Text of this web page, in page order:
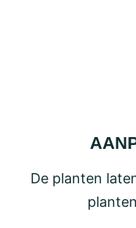
De planten